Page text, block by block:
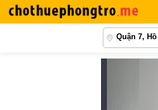
Quận 7,